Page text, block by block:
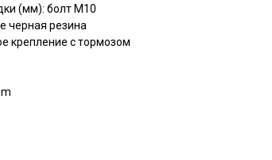
(мм): болт М10
черная резина
крепление с тормозом